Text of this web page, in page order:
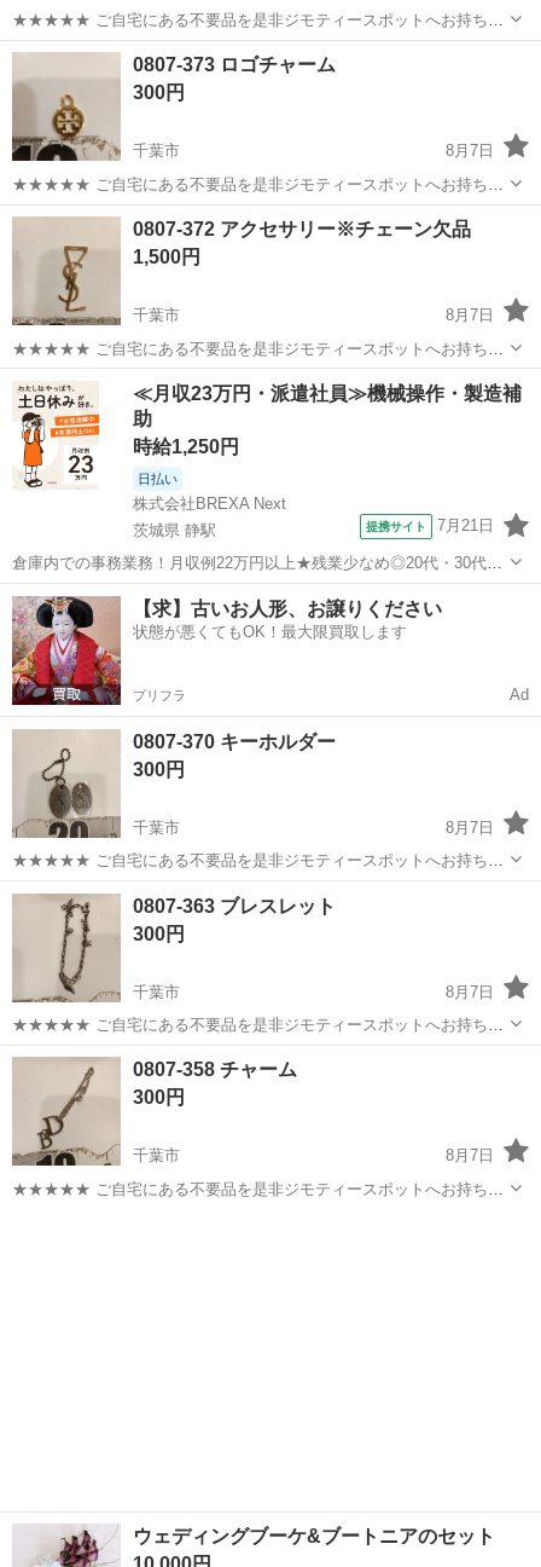
★★★★★ ご自宅にある不要品を是非ジモティースポットへお持ち込
みしませんか？ 家電、趣味・スポーツ・レジャー用品、こども用品、
衣料服飾品、生活雑貨、家具、本、CD・DVDなどが無料でまとめて持
ち込めます！ ※詳細はこ...
千葉 千葉市 アクセサリー
0807-373 ロゴチャーム
300円
千葉市
8月7日
★★★★★ ご自宅にある不要品を是非ジモティースポットへお持ち込
みしませんか？ 家電、趣味・スポーツ・レジャー用品、こども用品、
衣料服飾品、生活雑貨、家具、本、CD・DVDなどが無料でまとめて持
ち込めます！ ※詳細はこ...
千葉 千葉市 アクセサリー 現地
0807-372 アクセサリー※チェーン欠品
1,500円
千葉市
8月7日
★★★★★ ご自宅にある不要品を是非ジモティースポットへお持ち込
みしませんか？ 家電、趣味・スポーツ・レジャー用品、こども用品、
衣料服飾品、生活雑貨、家具、本、CD・DVDなどが無料でまとめて持
ち込めます！ ※詳細はこ...
千葉 千葉市 アクセサリー 現地
≪月収23万円・派遣社員≫機械操作・製造補
助
時給1,250円
日払い
株式会社BREXA Next
茨城県 静駅
提携サイト 7月21日
倉庫内での事務業務！月収例22万円以上★残業少なめ◎20代・30代・
40代の男女活躍中！空調完備で快適作業★食堂利用可◎マイカー通勤
OK◎無料駐車場完備！《茨城県常陸大宮市》 人気の工場のお仕事 ◇
電子部品製造倉庫内の事務...
茨城 常陸大宮市 静駅 その他
【求】古いお人形、お譲りください
状態が悪くてもOK！最大限買取します
プリフラ Ad
0807-370 キーホルダー
300円
千葉市
8月7日
★★★★★ ご自宅にある不要品を是非ジモティースポットへお持ち込
みしませんか？ 家電、趣味・スポーツ・レジャー用品、こども用品、
衣料服飾品、生活雑貨、家具、本、CD・DVDなどが無料でまとめて持
ち込めます！ ※詳細はこ...
千葉 千葉市 アクセサリー キーホルダー
0807-363 ブレスレット
300円
千葉市
8月7日
★★★★★ ご自宅にある不要品を是非ジモティースポットへお持ち込
みしませんか？ 家電、趣味・スポーツ・レジャー用品、こども用品、
衣料服飾品、生活雑貨、家具、本、CD・DVDなどが無料でまとめて持
ち込めます！ ※詳細はこ...
千葉 千葉市 アクセサリー 現地
0807-358 チャーム
300円
千葉市
8月7日
★★★★★ ご自宅にある不要品を是非ジモティースポットへお持ち込
ウェディングブーケ&ブートニアのセット